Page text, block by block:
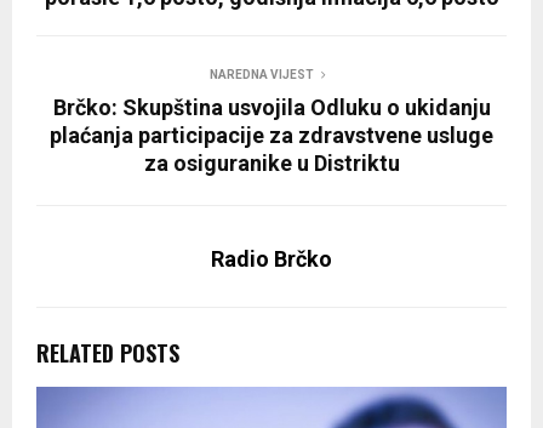
NAREDNA VIJEST
Brčko: Skupština usvojila Odluku o ukidanju
plaćanja participacije za zdravstvene usluge
za osiguranike u Distriktu
Radio Brčko
RELATED POSTS